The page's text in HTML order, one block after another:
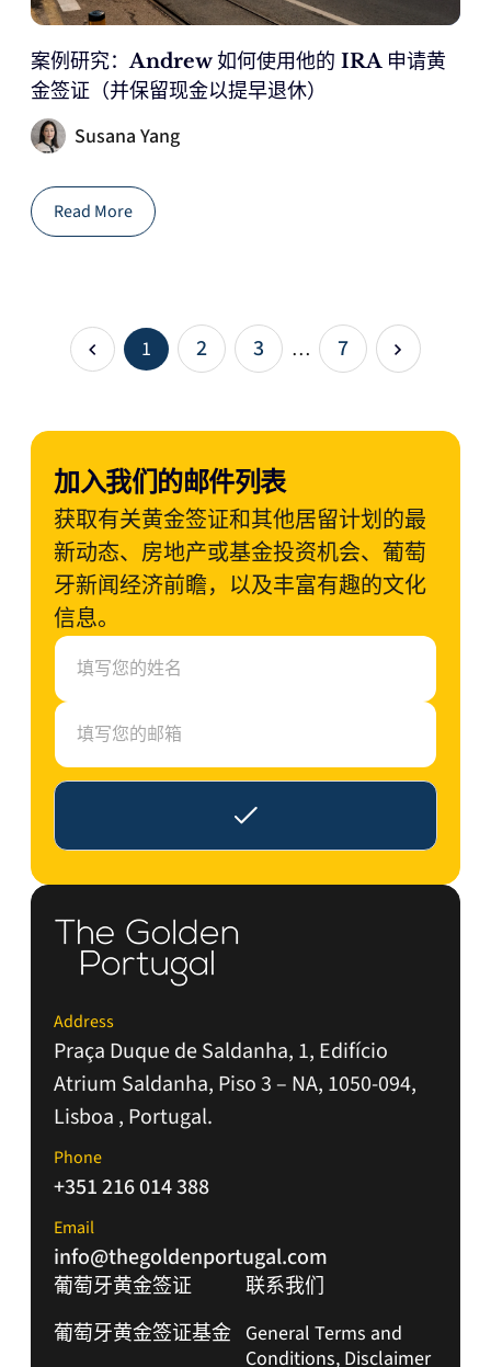
案例研究：Andrew 如何使用他的 IRA 申请黄
金签证（并保留现金以提早退休）
Susana Yang
Read More
1 2 3 … 7
加入我们的邮件列表
获取有关黄金签证和其他居留计划的最
新动态、房地产或基金投资机会、葡萄
牙新闻经济前瞻，以及丰富有趣的文化
信息。
N
m
e
E
a
l
Address
Praça Duque de Saldanha, 1, Edifício
Atrium Saldanha, Piso 3 – NA, 1050-094,
Lisboa , Portugal.
Phone
+351 216 014 388
Email
info@thegoldenportugal.com
葡萄牙黄金签证
葡萄牙黄金签证基金
联系我们
General Terms and
Conditions, Disclaimer